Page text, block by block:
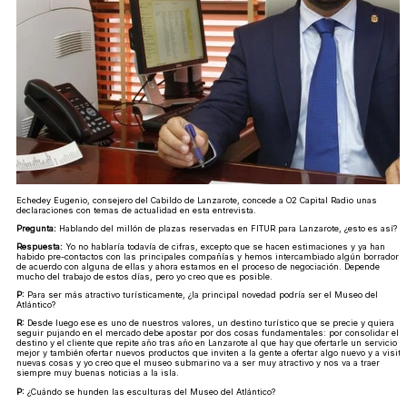
Echedey Eugenio, consejero del Cabildo de Lanzarote, concede a O2 Capital Radio unas
declaraciones con temas de actualidad en esta entrevista.
Pregunta: Hablando del millón de plazas reservadas en FITUR para Lanzarote, ¿esto es así?
Respuesta: Yo no hablaría todavía de cifras, excepto que se hacen estimaciones y ya han
habido pre-contactos con las principales compañías y hemos intercambiado algún borrador
de acuerdo con alguna de ellas y ahora estamos en el proceso de negociación. Depende
mucho del trabajo de estos días, pero yo creo que es posible.
P: Para ser más atractivo turísticamente, ¿la principal novedad podría ser el Museo del
Atlántico?
R: Desde luego ese es uno de nuestros valores, un destino turístico que se precie y quiera
seguir pujando en el mercado debe apostar por dos cosas fundamentales: por consolidar el
destino y el cliente que repite año tras año en Lanzarote al que hay que ofertarle un servicio
mejor y también ofertar nuevos productos que inviten a la gente a ofertar algo nuevo y a
nuevas cosas y yo creo que el museo submarino va a ser muy atractivo y nos va a traer
siempre muy buenas noticias a la isla.
P: ¿Cuándo se hunden las esculturas del Museo del Atlántico?